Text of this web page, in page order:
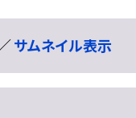
サムネイル表示